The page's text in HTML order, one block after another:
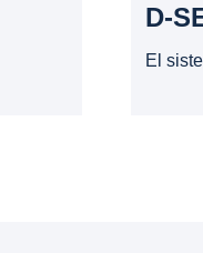
D-
El